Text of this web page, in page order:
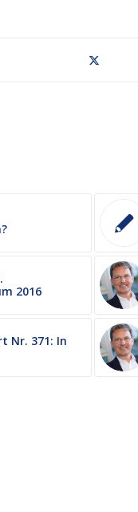
2016
Nr. 371: In